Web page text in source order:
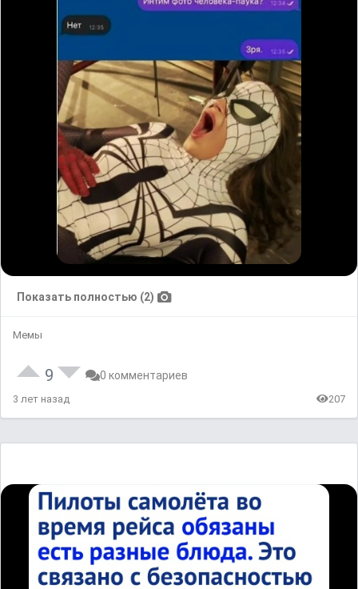
Показать полностью (2)
Мемы
9 0 комментариев
3 лет назад 207